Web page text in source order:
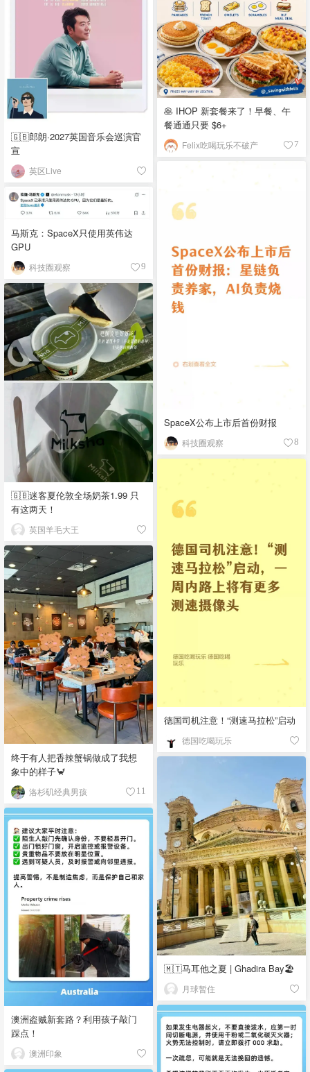
🥞 IHOP 新套餐来了！早餐、午
餐通通只要 $6+
Felix吃喝玩乐不破产 7
🇬🇧郎朗·2027英国音乐会巡演官
宣
英区Live
SpaceX公布上市后首份财报
科技圈观察 8
马斯克：SpaceX只使用英伟达
GPU
科技圈观察 9
🇬🇧迷客夏伦敦全场奶茶1.99 只
有这两天！
英国羊毛大王
德国司机注意！“测速马拉松”启动
德国吃喝玩乐
终于有人把香辣蟹锅做成了我想
象中的样子🦀
洛杉矶经典男孩 11
🇲🇹马耳他之夏 | Ghadira Bay🏖️
月球暂住
澳洲盗贼新套路？利用孩子敲门
踩点！
澳洲印象